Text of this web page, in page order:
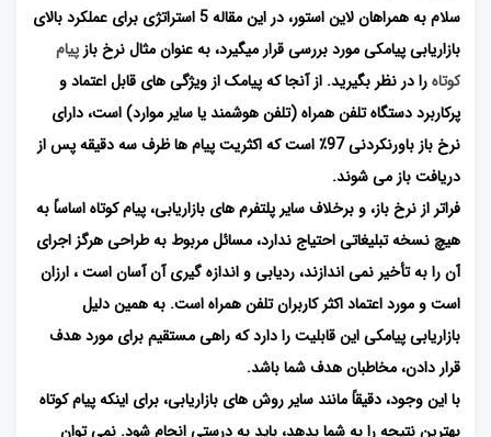
سلام به همراهان لاین استور، در این مقاله 5 استراتژی برای عملکرد بالای
بازاریابی پیامکی مورد بررسی قرار میگیرد، به عنوان مثال نرخ باز پیام
کوتاهرا در نظر بگیرید. از آنجا که پیامک از ویژگی های قابل اعتماد و
پرکاربرد دستگاه تلفن همراه (تلفن هوشمند یا سایر موارد) است، دارای
نرخ باز باورنکردنی 97٪ است که اکثریت پیام ها ظرف سه دقیقه پس از
دریافت باز می شوند.
فراتر از نرخ باز، و برخلاف سایر پلتفرم های بازاریابی، پیام کوتاه اساساً به
هیچ نسخه تبلیغاتی احتیاج ندارد، مسائل مربوط به طراحی هرگز اجرای
آن را به تأخیر نمی اندازند، ردیابی و اندازه گیری آن آسان است ، ارزان
است و مورد اعتماد اکثر کاربران تلفن همراه است. به همین دلیل
بازاریابی پیامکی این قابلیت را دارد که راهی مستقیم برای مورد هدف
قرار دادن، مخاطبان هدف شما باشد.
با این وجود، دقیقاً مانند سایر روش های بازاریابی، برای اینکه پیام کوتاه
بهترین نتیجه را به شما بدهد، باید به درستی انجام شود. نمی توان